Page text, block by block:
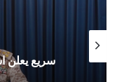
سريع يعلن